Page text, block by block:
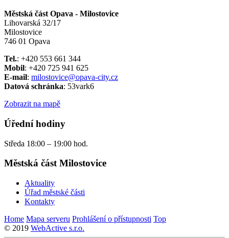
Městská část Opava - Milostovice
Lihovarská 32/17
Milostovice
746 01 Opava
Tel.: +420 553 661 344
Mobil: +420 725 941 625
E-mail: milostovice@opava-city.cz
Datová schránka: 53vark6
Zobrazit na mapě
Úřední hodiny
Středa 18:00 – 19:00 hod.
Městská část Milostovice
Aktuality
Úřad městské části
Kontakty
Home Mapa serveru Prohlášení o přístupnosti Top
© 2019 WebActive s.r.o.